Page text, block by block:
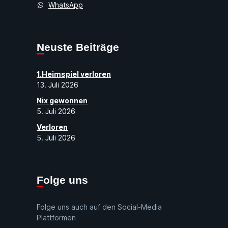
WhatsApp
Neuste Beiträge
1.Heimspiel verloren
13. Juli 2026
Nix gewonnen
5. Juli 2026
Verloren
5. Juli 2026
Folge uns
Folge uns auch auf den Social-Media
Plattformen